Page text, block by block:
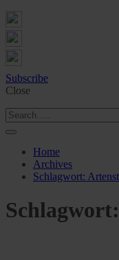
Subscribe
Close
Home
Archives
Schlagwort:
Schlagwort: